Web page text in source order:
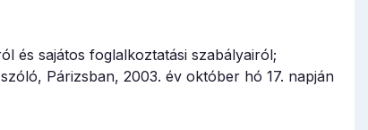
és sajátos foglalkoztatási szabályairól;
Párizsban, 2003. év október hó 17. napján